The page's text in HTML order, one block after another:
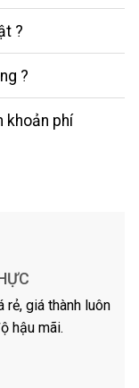
?
?
khoản phí
giá thành luôn
hậu mãi.